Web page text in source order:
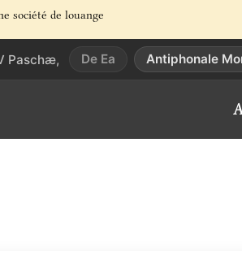
société de louange
Paschæ, De Ea Antiphonale